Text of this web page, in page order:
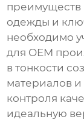
преимуществ
одежды и
необходимо
для OEM
в тонкости
материалов и
контроля
идеальную